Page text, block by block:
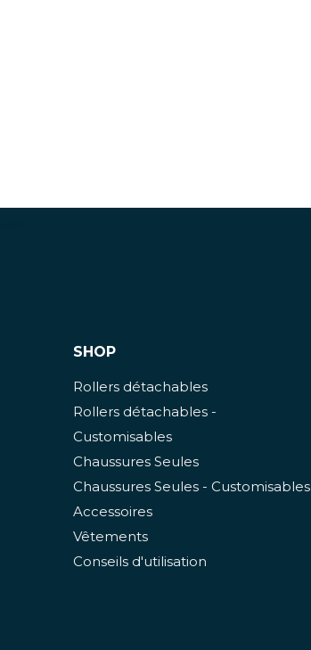
SHOP
Rollers détachables
Rollers détachables -
Customisables
Chaussures Seules
Chaussures Seules - Customisables
Accessoires
Vêtements
Conseils d'utilisation